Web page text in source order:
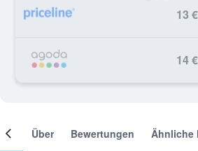
13 €
14 €
Über Bewertungen Ähnliche